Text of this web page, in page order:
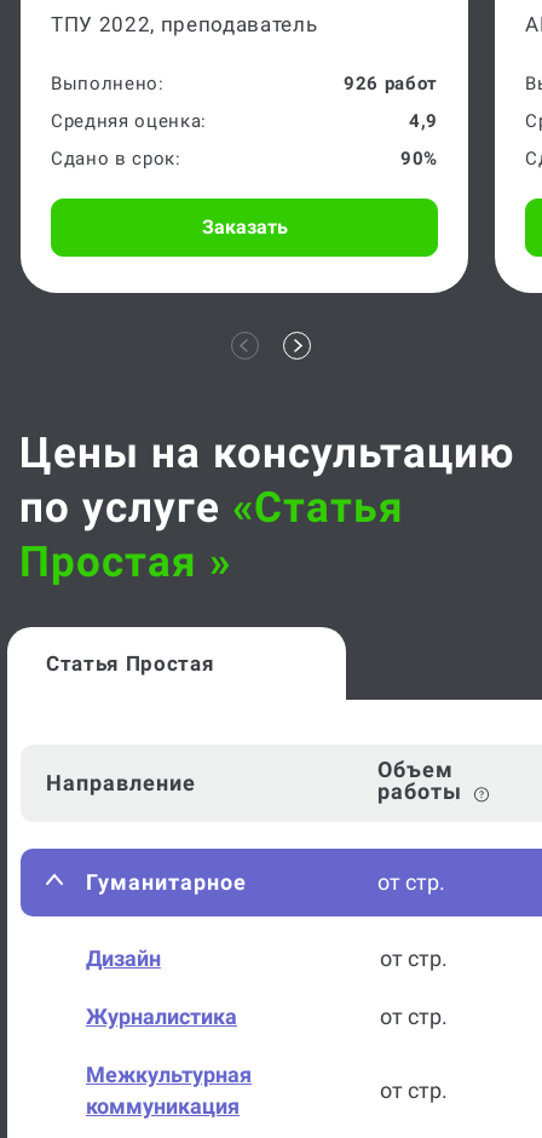
ТПУ 2022, преподаватель
Выполнено:
926 работ
Средняя оценка:
4,9
Сдано в срок:
90%
Заказать
Цены на консультацию
по услуге «статья
Простая »
Статья Простая
Направление
Объем
работы
Гуманитарное от стр.
Дизайн от стр.
Журналистика от стр.
Межкультурная
коммуникация
от стр.